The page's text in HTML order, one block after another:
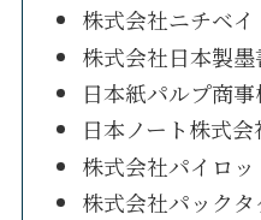
株式会社ニチベイ
株式会社日本製
日本紙パルプ商
日本ノート株式会
株式会社パイロ
株式会社パックタ